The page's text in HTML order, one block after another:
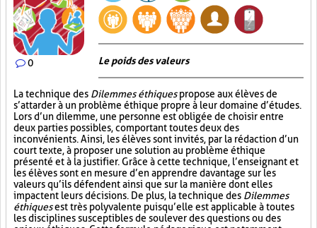
0 Le poids des valeurs
La technique des Dilemmes éthiquespropose aux élèves de
s’attarder à un problème éthique propre à leur domaine d’études.
Lors d’un dilemme, une personne est obligée de choisir entre
deux parties possibles, comportant toutes deux des
inconvénients. Ainsi, les élèves sont invités, par la rédaction d’un
court texte, à proposer une solution au problème éthique
présenté et à la justifier. Grâce à cette technique, l’enseignant et
les élèves sont en mesure d’en apprendre davantage sur les
valeurs qu’ils défendent ainsi que sur la manière dont elles
impactent leurs décisions. De plus, la technique des Dilemmes
éthiquesest très polyvalente puisqu’elle est applicable à toutes
les disciplines susceptibles de soulever des questions ou des